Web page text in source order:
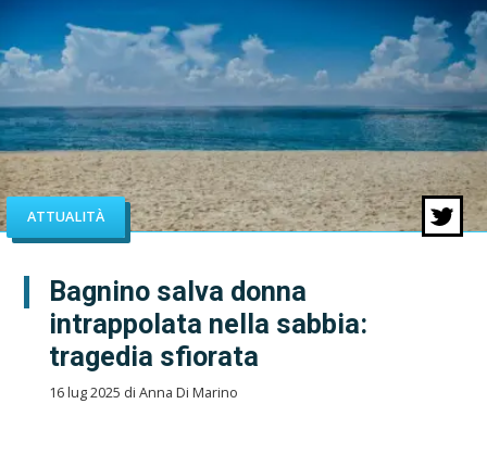
ATTUALITÀ
Bagnino salva donna
intrappolata nella sabbia:
tragedia sfiorata
16 lug 2025 di Anna Di Marino